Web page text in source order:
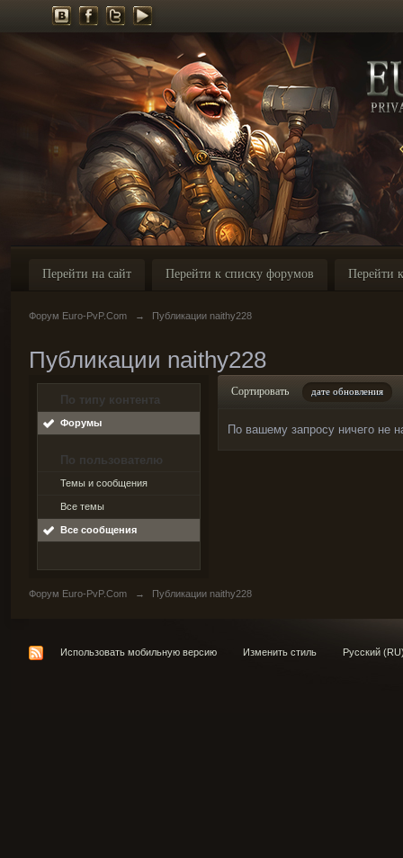
Перейти на сайт Перейти к списку форумов Перейти
Форум Euro-PvP.Com → Публикации naithy228
Публикации naithy228
По типу контента
Форумы
По пользователю
Темы и сообщения
Все темы
Все сообщения
Сортировать дате обновления
По вашему запросу ничего не
Форум Euro-PvP.Com → Публикации naithy228
Использовать мобильную версию Изменить стиль Русский